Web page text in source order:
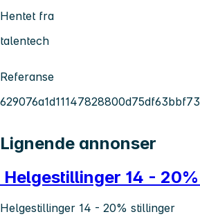
Hentet fra
talentech
Referanse
629076a1d11147828800d75df63bbf73
Lignende annonser
Helgestillinger 14 - 20%
Helgestillinger 14 - 20% stillinger